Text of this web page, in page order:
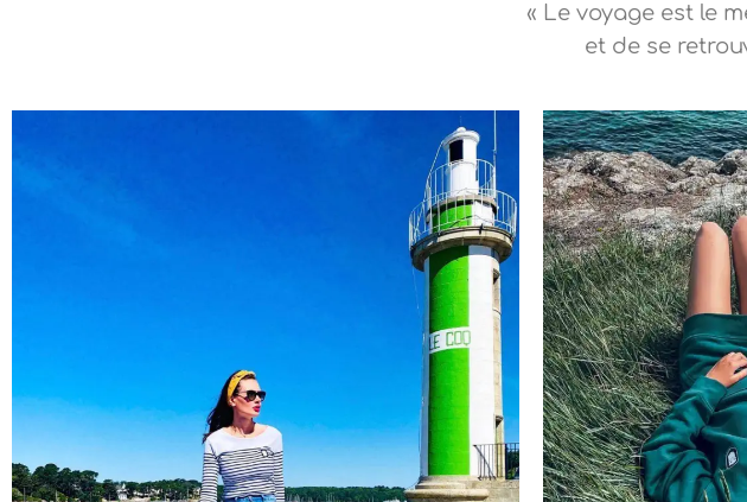
« Le voyage est le
et de se